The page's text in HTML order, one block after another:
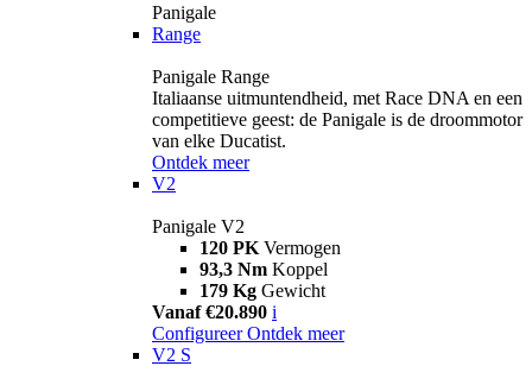
Panigale
Range
Panigale Range
Italiaanse uitmuntendheid, met Race DNA en een
competitieve geest: de Panigale is de droommotor
van elke Ducatist.
Ontdek meer
V2
Panigale V2
120 PK Vermogen
93,3 Nm Koppel
179 Kg Gewicht
Vanaf €20.890 i
Configureer Ontdek meer
V2 S